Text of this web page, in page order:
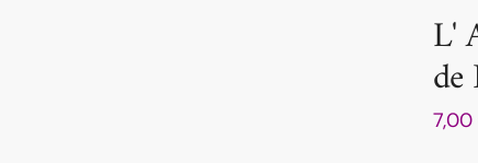
L'
7,00